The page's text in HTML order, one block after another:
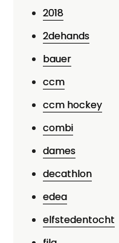
2018
2dehands
bauer
ccm
ccm hockey
combi
dames
decathlon
edea
elfstedentocht